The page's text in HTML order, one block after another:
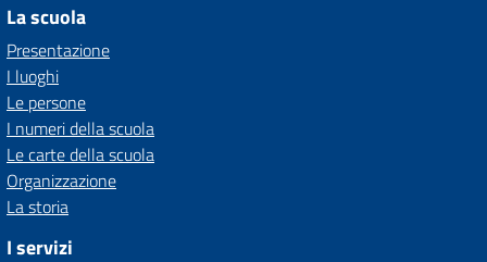
La scuola
Presentazione
I luoghi
Le persone
I numeri della scuola
Le carte della scuola
Organizzazione
La storia
I servizi